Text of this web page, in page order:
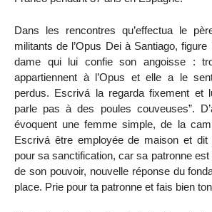
Dans les rencontres qu’effectua le
militants de l’Opus Dei à Santiago, figure
dame qui lui confie son angoisse :
appartiennent à l’Opus et elle a le
perdus. Escrivá la regarda fixement et
parle pas à des poules couveuses”.
évoquent une femme simple, de la
Escrivá être employée de maison et dit
pour sa sanctification, car sa patronne
de son pouvoir, nouvelle réponse du
place. Prie pour ta patronne et fais bien